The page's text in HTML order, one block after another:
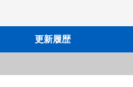
更新履歴